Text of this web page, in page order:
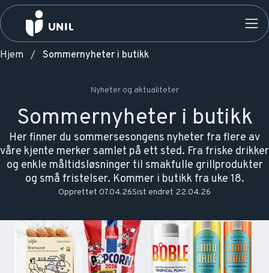
Hjem Sommernyheter i butikk
Nyheter og aktualiteter
Sommernyheter i butikk
Her finner du sommersesongens nyheter fra flere av
våre kjente merker samlet på ett sted. Fra friske drikker
og enkle måltidsløsninger til smakfulle grillprodukter
og små fristelser. Kommer i butikk fra uke 18.
Opprettet 07.04.26Sist endret 22.04.26